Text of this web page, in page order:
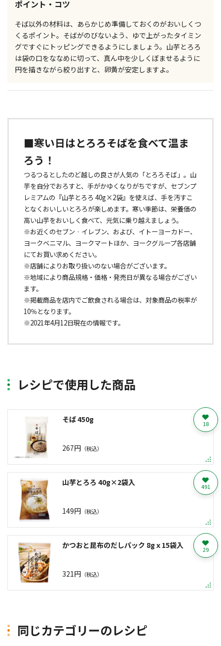
ポイント・コツ
そば以外の材料は、あらかじめ準備しておくのがおいしくつ
くるポイント。そばがのびないよう、ゆで上がったタイミン
グですぐにトッピングできるようにしましょう。山芋とろろ
は袋の口をななめに切って、真ん中を少しくぼませるように
円を描きながら絞り出すと、卵黄が安定しますよ。
■寒い日はとろろそばを食べて温ま
ろう！
つるつるとしたのど越しの良さが人気の「とろろそば」。山
芋を自分でおろすと、手がかゆくなりがちですが、セブンプ
レミアムの『山芋とろろ 40g×2袋』を使えば、手を汚すこ
となくおいしいとろろが楽しめます。寒い季節は、栄養価の
高い山芋をおいしく食べて、元気に乗り越えましょう。
※お近くのセブン‐イレブン、および、イトーヨーカドー、
ヨークベニマル、ヨークマートほか、ヨークグループ各店舗
にてお買い求めください。
※店舗によりお取り扱いのない場合がございます。
※地域により商品規格・価格・発売日が異なる場合がござい
ます。
※掲載商品を店内でご飲食される場合は、対象商品の税率が
10％となります。
※2021年4月12日現在の情報です。
レシピで使用した商品
そば 450g
267円 （税込）
18
山芋とろろ 40g×2袋入
149円 （税込）
491
かつおと昆布のだしパック 8gｘ15袋入
321円 （税込）
29
同じカテゴリーのレシピ